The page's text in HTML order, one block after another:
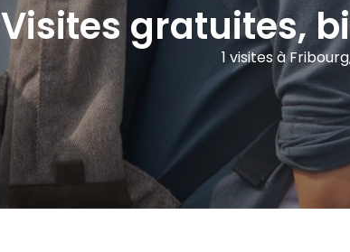
Visites gratuites,
1 visites à